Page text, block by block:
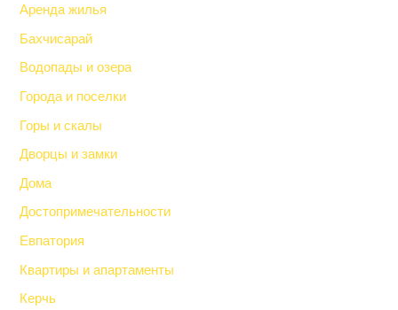
Аренда жилья
Бахчисарай
Водопады и озера
Города и поселки
Горы и скалы
Дворцы и замки
Дома
Достопримечательности
Евпатория
Квартиры и апартаменты
Керчь